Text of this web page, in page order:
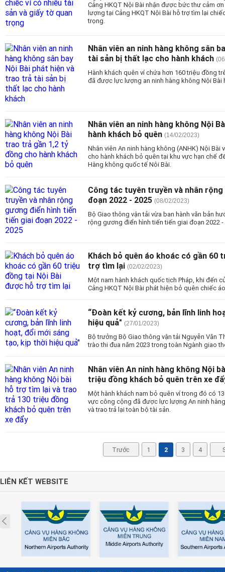
Cảng HKQT Nội Bài nhận được bức thư cảm
lượng tại Cảng HKQT Nội Bài hỗ trợ tìm lại
trọng.
Nhân viên an ninh hàng không sân
tài sản bị thất lạc cho hành khách
Hành khách quên ví chứa hơn 160 triệu đồng
đã được lực lượng an ninh hàng không Nội Bài
Nhân viên an ninh hàng không Nội
hành khách bỏ quên (14/02/2023)
Nhân viên An ninh hàng không (ANHK) Nội
cho hành khách bỏ quên tại khu vực hạn chế
Hàng không quốc tế Nôi Bài.
Công tác tuyên truyền và nhân
đoạn 2022 - 2025 (08/02/2023)
Bộ Giao thông vận tải vừa ban hành văn bản
rộng gương điển hình tiến tiến giai đoạn 2022 -
Khách bỏ quên áo khoác có gần
trợ tìm lại (02/02/2023)
Một nam hành khách quốc tịch Pháp, khi đến
Cảng HKQT Nội Bài phát hiện bỏ quên chiếc
“Đoàn kết kỷ cương, bản lĩnh linh
hiệu quả" (27/01/2023)
Bộ trưởng Bộ Giao thông vận tải Nguyễn Văn
trào thi đua năm 2023 trong toàn Ngành giao
Nhân viên An ninh hàng không Nội
triệu đồng khách bỏ quên trên xe
Một hành khách nam bỏ quên ví trong đó có
vực công cộng đã được lực lượng An ninh
và trao trả lại toàn bộ tài sản.
Trước 1 2 3 4
LIÊN KẾT WEBSITE
Prev